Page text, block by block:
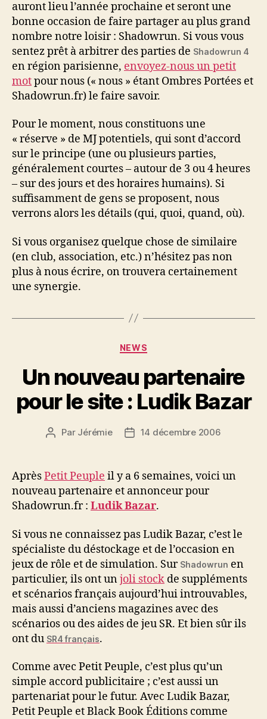
auront lieu l’année prochaine et seront une
bonne occasion de faire partager au plus grand
nombre notre loisir : Shadowrun. Si vous vous
sentez prêt à arbitrer des parties de Shadowrun 4
en région parisienne, envoyez-nous un petit
motpour nous (« nous » étant Ombres Portées et
Shadowrun.fr) le faire savoir.
Pour le moment, nous constituons une
« réserve » de MJ potentiels, qui sont d’accord
sur le principe (une ou plusieurs parties,
généralement courtes – autour de 3 ou 4 heures
– sur des jours et des horaires humains). Si
suffisamment de gens se proposent, nous
verrons alors les détails (qui, quoi, quand, où).
Si vous organisez quelque chose de similaire
(en club, association, etc.) n’hésitez pas non
plus à nous écrire, on trouvera certainement
une synergie.
Catégories
NEWS
Un nouveau partenaire
pour le site : Ludik Bazar
Auteur
Par Jérémie
Date14 décembre 2006
AprèsPetit Peuple il y a 6 semaines, voici un
nouveau partenaire et annonceur pour
Shadowrun.fr : Ludik Bazar.
Si vous ne connaissez pas Ludik Bazar, c’est le
spécialiste du déstockage et de l’occasion en
jeux de rôle et de simulation. Sur Shadowrun en
particulier, ils ont unjoli stock de suppléments
et scénarios français aujourd’hui introuvables,
mais aussi d’anciens magazines avec des
scénarios ou des aides de jeu SR. Et bien sûr ils
ont du SR4 français.
Comme avec Petit Peuple, c’est plus qu’un
simple accord publicitaire ; c’est aussi un
partenariat pour le futur. Avec Ludik Bazar,
Petit Peuple et Black Book Éditions comme